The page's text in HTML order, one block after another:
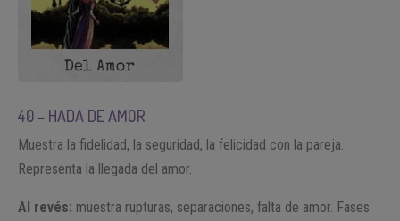
40 – HADA DE AMOR
Muestra la fidelidad, la seguridad, la felicidad con la pareja.
Representa la llegada del amor.
Al revés: muestra rupturas, separaciones, falta de amor. Fases